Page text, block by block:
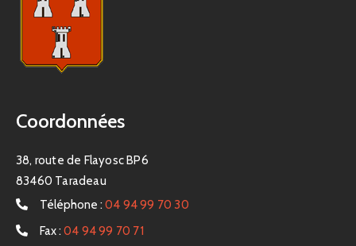
Coordonnées
38, route de Flayosc BP6
83460 Taradeau
Téléphone : 04 94 99 70 30
Fax : 04 94 99 70 71